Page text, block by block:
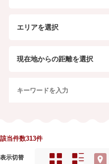
エリアを選択
現在地からの距離を選択
該当件数313件
表示切替